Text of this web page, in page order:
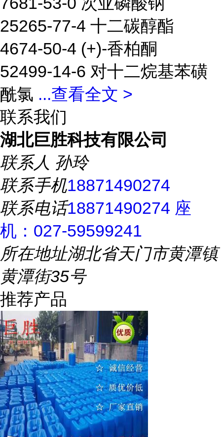
25265-77-4 十二碳醇酯
4674-50-4 (+)-香柏酮
52499-14-6 对十二烷基苯磺
酰氯 ...查看全文 >
联系我们
湖北巨胜科技有限公司
联系人 孙玲
联系手机18871490274
联系电话18871490274 座
机：027-59599241
所在地址湖北省天门市黄潭镇
黄潭街35号
推荐产品